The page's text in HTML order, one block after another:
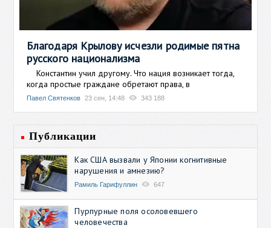
Благодаря Крылову исчезли родимые пятна
русского национализма
Константин учил другому. Что нация возникает тогда,
когда простые граждане обретают права, в
Павел Святенков 23 сен, 14:48 343 188
Публикации
Как США вызвали у Японии когнитивные
нарушения и амнезию?
Рамиль Гарифуллин 647
Пурпурные поля осоловевшего
человечества